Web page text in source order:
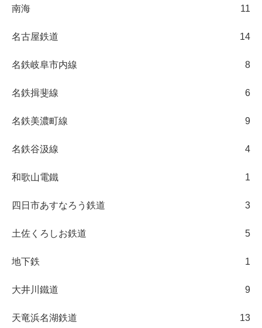
南海 11
名古屋鉄道 14
名鉄岐阜市内線 8
名鉄揖斐線 6
名鉄美濃町線 9
名鉄谷汲線 4
和歌山電鐵 1
四日市あすなろう鉄道 3
土佐くろしお鉄道 5
地下鉄 1
大井川鐵道 9
天竜浜名湖鉄道 13